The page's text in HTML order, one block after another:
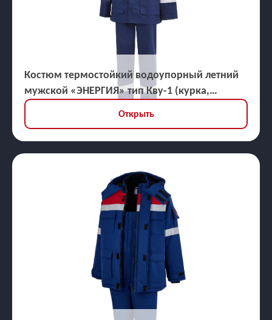
Костюм термостойкий водоупорный летний
мужской «ЭНЕРГИЯ» тип Кву-1 (курка,
брюки), ЗЭТВ 45,3 кал/кв.см
Открыть